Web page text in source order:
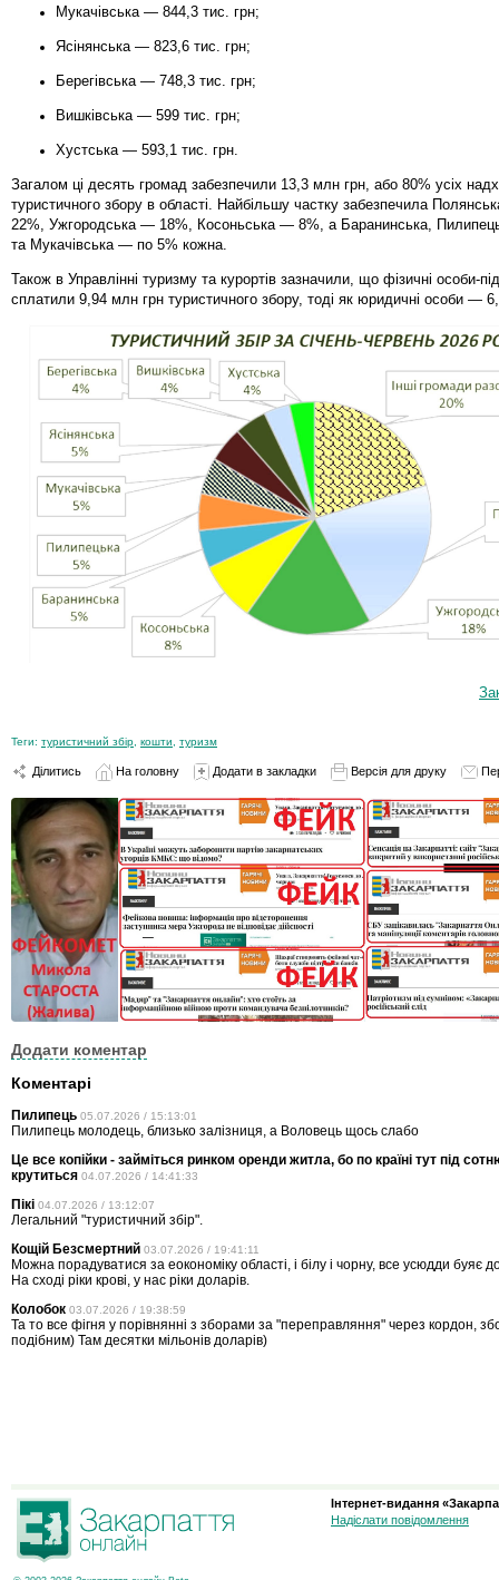
Мукачівська — 844,3 тис. грн;
Ясінянська — 823,6 тис. грн;
Берегівська — 748,3 тис. грн;
Вишківська — 599 тис. грн;
Хустська — 593,1 тис. грн.
Загалом ці десять громад забезпечили 13,3 млн грн, або 80% усіх
туристичного збору в області. Найбільшу частку забезпечила
22%, Ужгородська — 18%, Косоньська — 8%, а Баранинська,
та Мукачівська — по 5% кожна.
Також в Управлінні туризму та курортів зазначили, що фізичні особи-
сплатили 9,94 млн грн туристичного збору, тоді як юридичні особи —
Теги: туристичний збір кошти туризм
Ділитись На головну Додати в закладки Версія для друку
Додати коментар
Коментарі
Пилипець 05.07.2026 / 15:13:01
Пилипець молодець, близько залізниця, а Воловець щось слабо
Це все копійки - займіться ринком оренди житла, бо по країні тут під
крутиться 04.07.2026 / 14:41:33
Пікі 04.07.2026 / 13:12:07
Легальний "туристичний збір".
Кощій Безсмертний 03.07.2026 / 19:41:11
Можна порадуватися за еокономіку області, і білу і чорну, все усюдди буяє
На сході ріки крові, у нас ріки доларів.
Колобок 03.07.2026 / 19:38:59
Та то все фігня у порівнянні з зборами за "переправляння" через кордон,
подібним) Там десятки мільонів доларів)
Інтернет-видання
Надіслати повідомлення